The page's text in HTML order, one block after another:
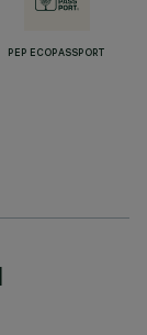
PEP ECOPASSPORT